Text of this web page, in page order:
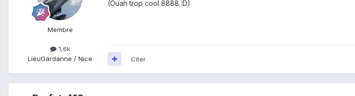
Membre
1,6k
LieuGardanne / Nice
(Ouah trop cool 8888 :D)
Citer